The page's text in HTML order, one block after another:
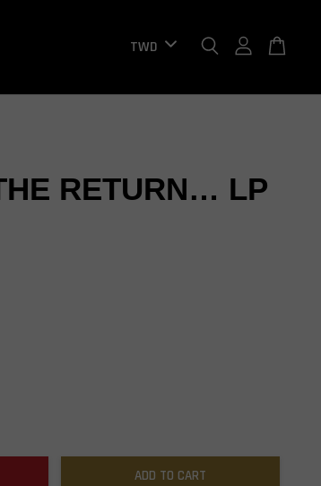
RETURN… LP
ADD TO CART